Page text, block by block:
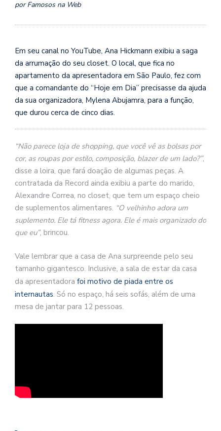
por Famosos na Web
Em seu canal no YouTube, Ana Hickmann exibiu a saga
da arrumação do seu closet. O local, que fica no
apartamento da apresentadora em São Paulo, fez com
que a comandante do “Hoje em Dia” precisasse da ajuda
da sua organizadora, Mylena Abujamra, para a função,
que durou cerca de cinco dias.
“Não parece loja de shopping, que você vê as bolsas por
cor, as roupas por estilo, composição, blazer de um lado?”,
disse a loira, que fará doação de algumas peças. A
contratada da Record ainda exibiu a parte do marido,
Alexandre Correa, no closet, que tem um espaço cheio
de suplementos alimentares. “O velhinho adora um
suplemento. Ele tá fitness agora. Ele é mais organizado do
que eu”, brincou.
Vale lembrar que a casa de Ana surpreende pelo seu
tamanho gigantesco. Inclusive, a sala de estar da casa
da apresentadora foi motivo de piada entre os
internautas. Só no espaço, há seis sofás, além de uma
mesa de jantar para 12 pessoas.